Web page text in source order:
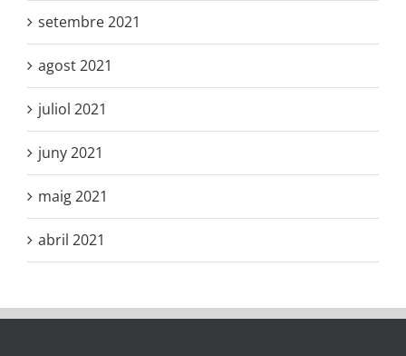
setembre 2021
agost 2021
juliol 2021
juny 2021
maig 2021
abril 2021